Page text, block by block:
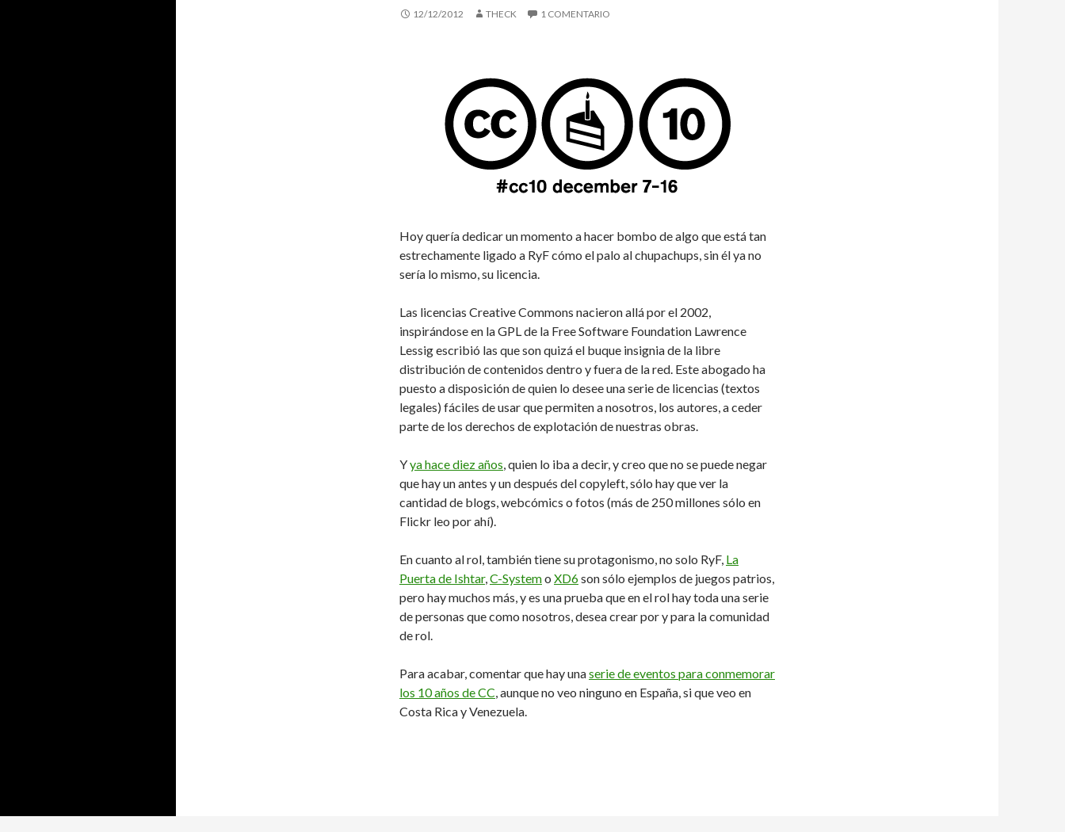
12/12/2012 THECK 1 COMENTARIO
Hoy quería dedicar un momento a hacer bombo de algo que está tan
estrechamente ligado a RyF cómo el palo al chupachups, sin él ya no
sería lo mismo, su licencia.
Las licencias Creative Commons nacieron allá por el 2002,
inspirándose en la GPL de la Free Software Foundation Lawrence
Lessig escribió las que son quizá el buque insignia de la libre
distribución de contenidos dentro y fuera de la red. Este abogado ha
puesto a disposición de quien lo desee una serie de licencias (textos
legales) fáciles de usar que permiten a nosotros, los autores, a ceder
parte de los derechos de explotación de nuestras obras.
Yya hace diez años , quien lo iba a decir, y creo que no se puede negar
que hay un antes y un después del copyleft, sólo hay que ver la
cantidad de blogs, webcómics o fotos (más de 250 millones sólo en
Flickr leo por ahí).
En cuanto al rol, también tiene su protagonismo, no solo RyF, La
Puerta de Ishtar, C-Systemo XD6son sólo ejemplos de juegos patrios,
pero hay muchos más, y es una prueba que en el rol hay toda una serie
de personas que como nosotros, desea crear por y para la comunidad
de rol.
Para acabar, comentar que hay unaserie de eventos para conmemorar
los 10 años de CC , aunque no veo ninguno en España, si que veo en
Costa Rica y Venezuela.